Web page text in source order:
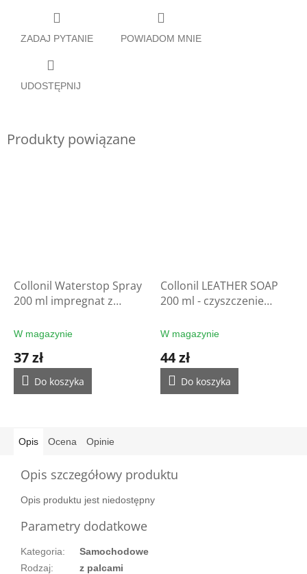
ZADAJ PYTANIE POWIADOM MNIE
UDOSTĘPNIJ
Produkty powiązane
Collonil Waterstop Spray
200 ml impregnat z
rękawic
W magazynie
37 zł
Do koszyka
Collonil LEATHER SOAP
200 ml - czyszczenie
W magazynie
44 zł
Do koszyka
Opis Ocena Opinie
Opis szczegółowy produktu
Opis produktu jest niedostępny
Parametry dodatkowe
Kategoria:
Samochodowe
Rodzaj:
z palcami